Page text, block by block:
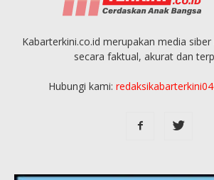
Kabarterkini.co.id merupakan media
secara faktual, akurat dan
Hubungi kami: